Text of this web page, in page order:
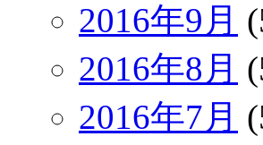
2016年9月
2016年8月
2016年7月